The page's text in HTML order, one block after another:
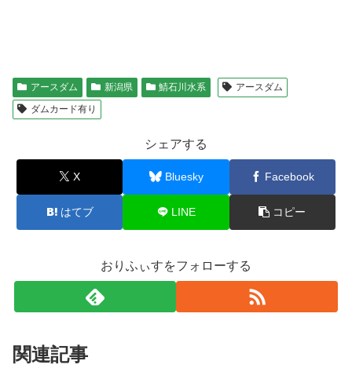
アースダム 新潟県 鯖石川水系
アースダム
ダムカード有り
シェアする
X Bluesky Facebook
はてブ LINE コピー
おりふぃすをフォローする
関連記事